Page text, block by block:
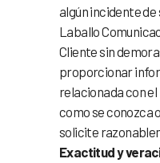
algún incidente
Laballo
Cliente sin
proporcionar
relacionada con
como se conozca
solicite
Exactitud y